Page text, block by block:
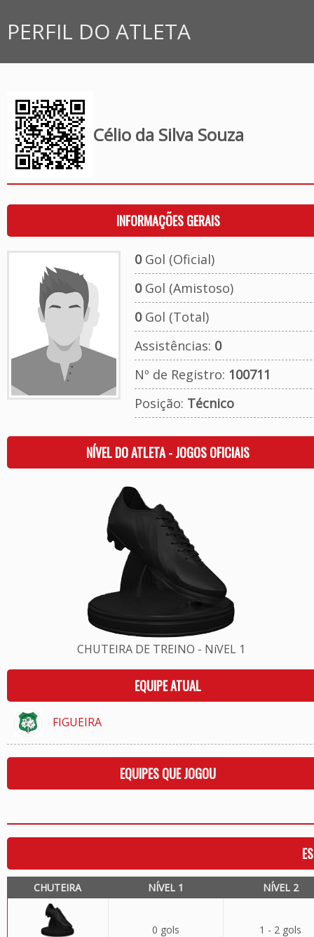
PERFIL DO ATLETA
Célio da Silva Souza
INFORMAÇÕES GERAIS
0Gol (Oficial)
0Gol (Amistoso)
0Gol (Total)
Assistências: 0
Nº de Registro: 100711
Posição: Técnico
NÍVEL DO ATLETA - JOGOS OFICIAIS
CHUTEIRA DE TREINO - NíVEL 1
EQUIPE ATUAL
FIGUEIRA
EQUIPES QUE JOGOU
CHUTEIRA NÍVEL 1 NÍVEL 2
0 gols 1 - 2 gols